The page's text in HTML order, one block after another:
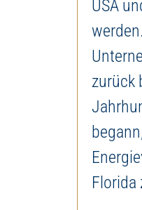
USA
zurück
Florida